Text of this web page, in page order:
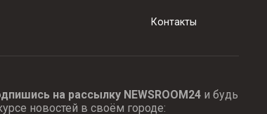
Контакты
на рассылку NEWSROOM24и будь
новостей в своём городе: